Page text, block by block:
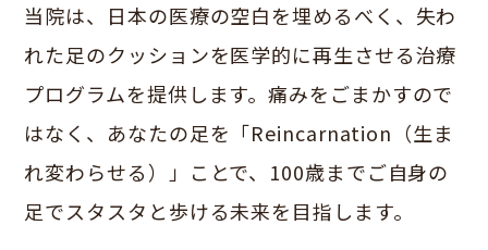
当院は、日本の医療の空白を埋めるべく、失わ
れた足のクッションを医学的に再生させる治療
プログラムを提供します。痛みをごまかすので
はなく、あなたの足を「Reincarnation（生ま
れ変わらせる）」ことで、100歳までご自身の
足でスタスタと歩ける未来を目指します。